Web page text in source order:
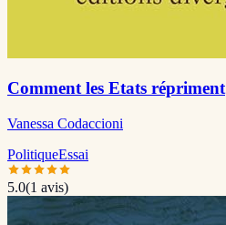
Comment les Etats répriment
Vanessa Codaccioni
PolitiqueEssai
5.0(1 avis)